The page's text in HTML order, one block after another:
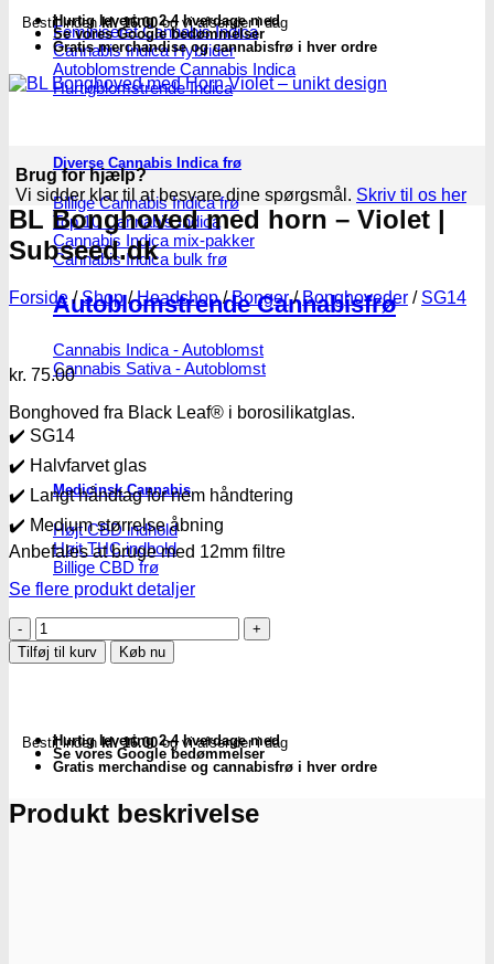
Feminiseret Cannabis Indica
Cannabis Indica Hybrider
Autoblomstrende Cannabis Indica
Hurtigblomstrende Indica
Diverse Cannabis Indica frø
Billige Cannabis Indica frø
Top 10 Cannabis Indica
Cannabis Indica mix-pakker
Cannabis Indica bulk frø
Autoblomstrende Cannabisfrø
Cannabis Indica - Autoblomst
Cannabis Sativa - Autoblomst
Medicinsk Cannabis
Højt CBD indhold
Højt THC indhold
Billige CBD frø
Bestil indenkl. 16.00og vi afsender i dag
Hurtig levering 2-4 hverdage med
Se vores Google bedømmelser
Gratis merchandise og cannabisfrø i hver ordre
Brug for hjælp?
Vi sidder klar til at besvare dine spørgsmål. Skriv til os her
BL Bonghoved med horn – Violet |
Subseed.dk
Forside / Shop / Headshop / Bonger / Bonghoveder / SG14
kr. 75.00
Bonghoved fra Black Leaf® i borosilikatglas.
✔️ SG14
✔️ Halvfarvet glas
✔️ Langt håndtag for nem håndtering
✔️ Medium størrelse åbning
Anbefales at bruge med 12mm filtre
Se flere produkt detaljer
BL
Bonghoved
med
|
Subseed.dk
Tilføj til kurv Køb nu
Bestil indenkl. 16.00og vi afsender i dag
Hurtig levering 2-4 hverdage med
Se vores Google bedømmelser
Gratis merchandise og cannabisfrø i hver ordre
Produkt beskrivelse